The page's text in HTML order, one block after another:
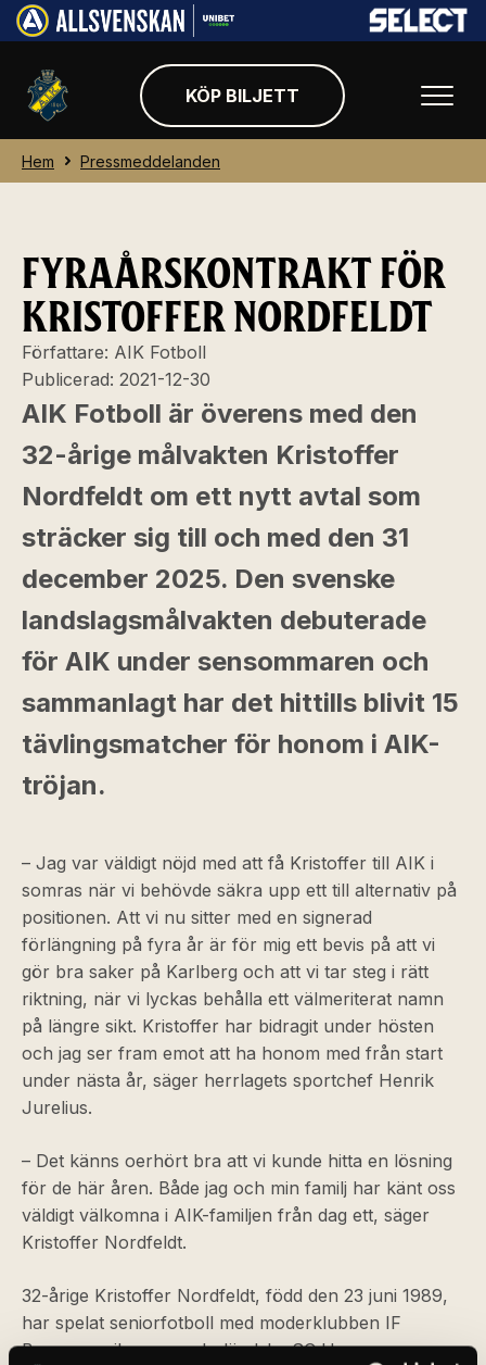
KÖP BILJETT
Hem Pressmeddelanden
FYRAÅRSKONTRAKT FÖR
KRISTOFFER NORDFELDT
Författare: AIK Fotboll
Publicerad: 2021-12-30
AIK Fotboll är överens med den
32-årige målvakten Kristoffer
Nordfeldt om ett nytt avtal som
sträcker sig till och med den 31
december 2025. Den svenske
landslagsmålvakten debuterade
för AIK under sensommaren och
sammanlagt har det hittills blivit 15
tävlingsmatcher för honom i AIK-
tröjan.
– Jag var väldigt nöjd med att få Kristoffer till AIK i
somras när vi behövde säkra upp ett till alternativ på
positionen. Att vi nu sitter med en signerad
förlängning på fyra år är för mig ett bevis på att vi
gör bra saker på Karlberg och att vi tar steg i rätt
riktning, när vi lyckas behålla ett välmeriterat namn
på längre sikt. Kristoffer har bidragit under hösten
och jag ser fram emot att ha honom med från start
under nästa år, säger herrlagets sportchef Henrik
Jurelius.
– Det känns oerhört bra att vi kunde hitta en lösning
för de här åren. Både jag och min familj har känt oss
väldigt välkomna i AIK-familjen från dag ett, säger
Kristoffer Nordfeldt.
32-årige Kristoffer Nordfeldt, född den 23 juni 1989,
har spelat seniorfotboll med moderklubben IF
Brommapojkarna, nederländska SC Heerenveen,